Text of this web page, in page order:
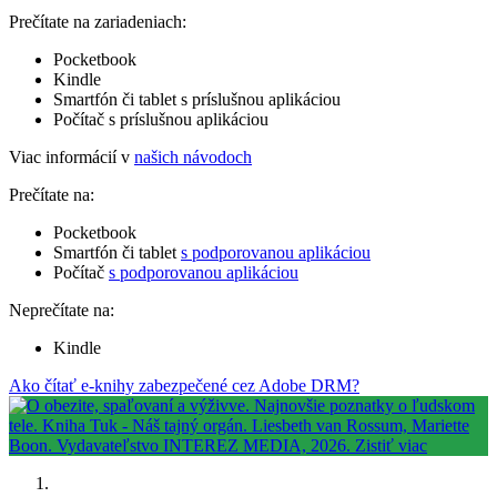
Prečítate na zariadeniach:
Pocketbook
Kindle
Smartfón či tablet s príslušnou aplikáciou
Počítač s príslušnou aplikáciou
Viac informácií v našich návodoch
Prečítate na:
Pocketbook
Smartfón či tablet s podporovanou aplikáciou
Počítač s podporovanou aplikáciou
Neprečítate na:
Kindle
Ako čítať e-knihy zabezpečené cez Adobe DRM?